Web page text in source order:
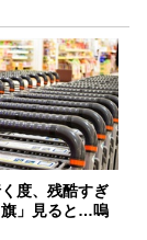
く度、残酷すぎ
旗」見ると…嗚